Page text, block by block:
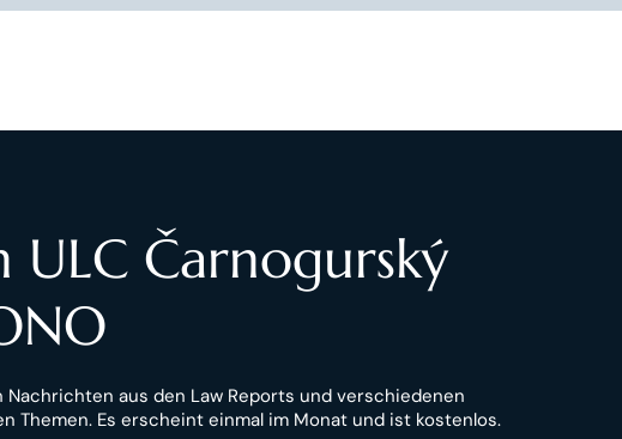
ULC Čarnogurský
aus den Law Reports und verschiedenen
Themen. Es erscheint einmal im Monat und ist kostenlos.